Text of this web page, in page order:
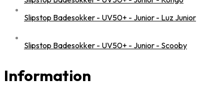
Slipstop Badesokker - UV50+ - Junior - Luz Junior
Slipstop Badesokker - UV50+ - Junior - Scooby
Information